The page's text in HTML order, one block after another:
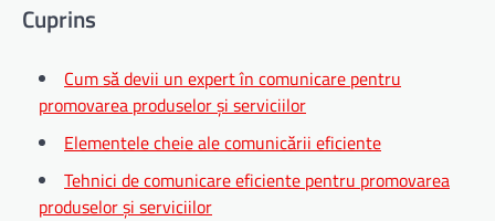
Cuprins
Cum să devii un expert în comunicare pentru
promovarea produselor și serviciilor
Elementele cheie ale comunicării eficiente
Tehnici de comunicare eficiente pentru promovarea
produselor și serviciilor